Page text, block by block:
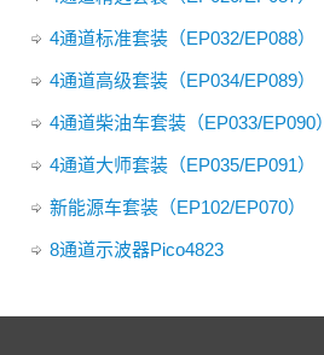
4通道标准套装（EP032/EP088）
4通道高级套装（EP034/EP089）
4通道柴油车套装（EP033/EP090）
4通道大师套装（EP035/EP091）
新能源车套装（EP102/EP070）
8通道示波器Pico4823